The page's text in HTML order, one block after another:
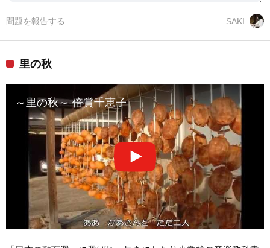
SAKI
問題を報告する
里の秋
～里の秋～ 倍賞千恵子